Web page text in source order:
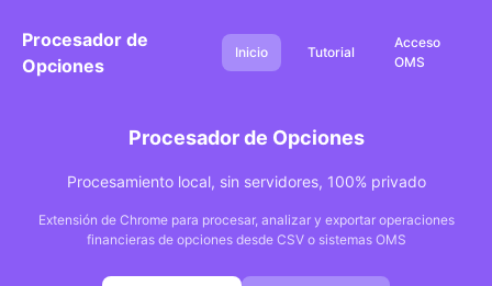
Procesador de
Opciones
Inicio Tutorial
Acceso
OMS
Procesador de Opciones
Procesamiento local, sin servidores, 100% privado
Extensión de Chrome para procesar, analizar y exportar operaciones
financieras de opciones desde CSV o sistemas OMS